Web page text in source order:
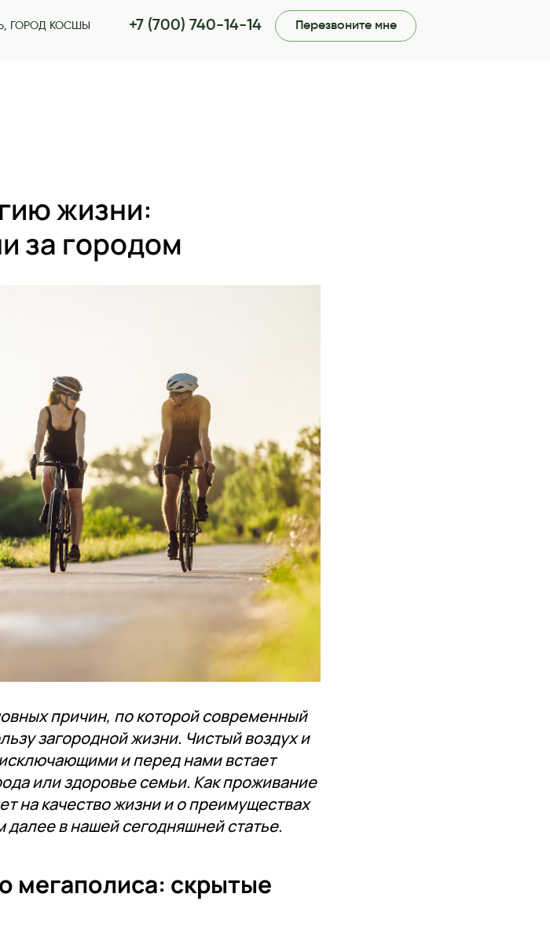
Перезвоните мне
ГОРОД КОСШЫ +7 (700) 740-14-14
жизни:
за городом
причин, по которой современный
загородной жизни. Чистый воздух и
и перед нами встает
или здоровье семьи. Как проживание
на качество жизни и о преимуществах
в нашей сегодняшней статье.
мегаполиса: скрытые